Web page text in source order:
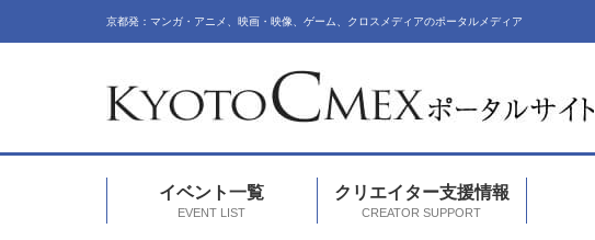
京都発：マンガ・アニメ、映画・映像、ゲーム、クロスメディアのポータルメディア
イベント一覧
EVENT LIST
クリエイター支援情報
CREATOR SUPPORT